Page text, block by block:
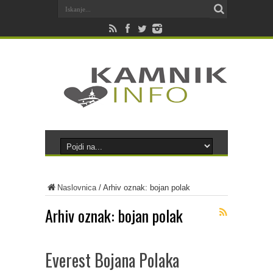
Naslovnica/ Arhiv oznak: bojan polak
Arhiv oznak: bojan polak
Everest Bojana Polaka